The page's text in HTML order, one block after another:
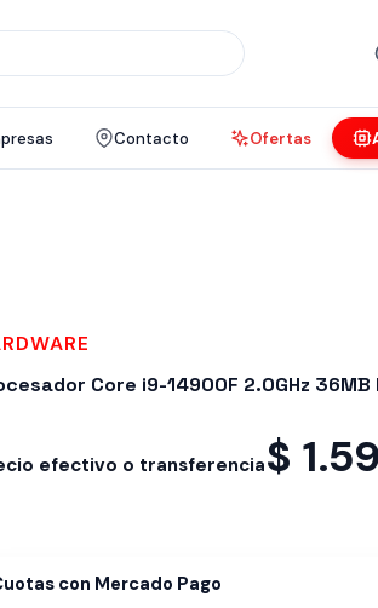
Contacto Ofertas
Core i9-14900F 2.0GHz 36MB
efectivo o transferencia$
con Mercado Pago